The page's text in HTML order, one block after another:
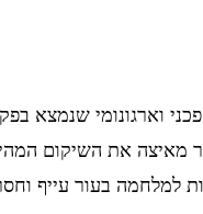
וארגונומי שנמצא
מאיצה את השיקום
למלחמה בעור עייף